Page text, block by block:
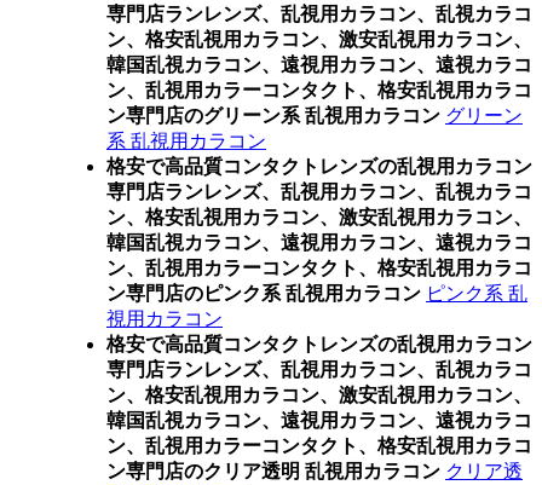
専門店ランレンズ、乱視用カラコン、乱視カラコ
ン、格安乱視用カラコン、激安乱視用カラコン、
韓国乱視カラコン、遠視用カラコン、遠視カラコ
ン、乱視用カラーコンタクト、格安乱視用カラコ
ン専門店のグリーン系 乱視用カラコン グリーン
系 乱視用カラコン
格安で高品質コンタクトレンズの乱視用カラコン
専門店ランレンズ、乱視用カラコン、乱視カラコ
ン、格安乱視用カラコン、激安乱視用カラコン、
韓国乱視カラコン、遠視用カラコン、遠視カラコ
ン、乱視用カラーコンタクト、格安乱視用カラコ
ン専門店のピンク系 乱視用カラコン ピンク系 乱
視用カラコン
格安で高品質コンタクトレンズの乱視用カラコン
専門店ランレンズ、乱視用カラコン、乱視カラコ
ン、格安乱視用カラコン、激安乱視用カラコン、
韓国乱視カラコン、遠視用カラコン、遠視カラコ
ン、乱視用カラーコンタクト、格安乱視用カラコ
ン専門店のクリア透明 乱視用カラコン クリア透